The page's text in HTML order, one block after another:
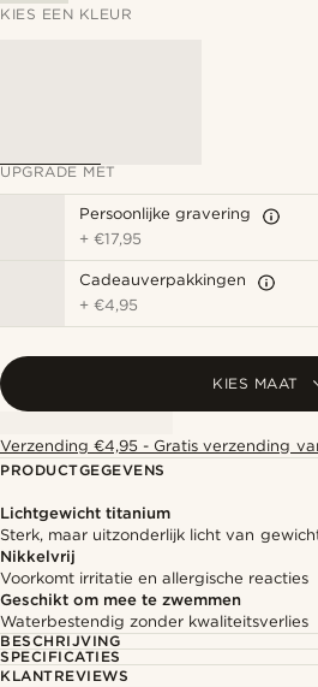
KIES EEN KLEUR
UPGRADE MET
Persoonlijke gravering
+€17,95
Cadeauverpakkingen
+€4,95
KIES MAAT
Verzending €4,95 - Gratis verzending
PRODUCTGEGEVENS
Lichtgewicht titanium
Sterk, maar uitzonderlijk licht van
Nikkelvrij
Voorkomt irritatie en allergische reacties
Geschikt om mee te zwemmen
Waterbestendig zonder kwaliteitsverlies
BESCHRIJVING
SPECIFICATIES
KLANTREVIEWS